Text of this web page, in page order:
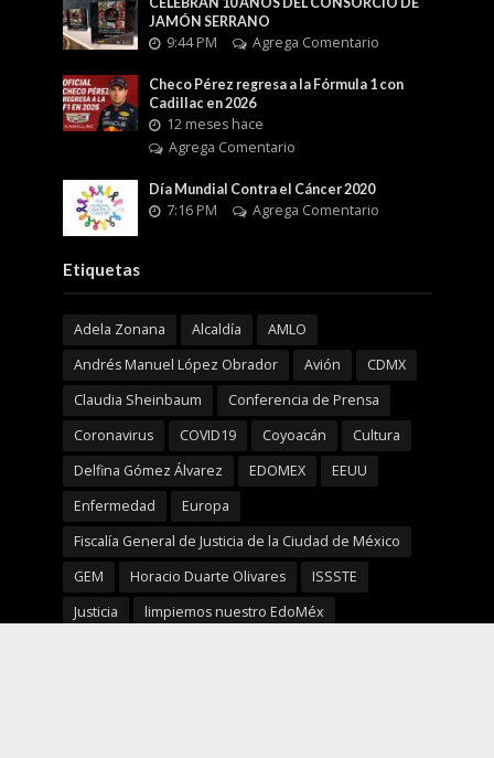
JAMÓN SERRANO
9:44 PM Agrega Comentario
Checo Pérez regresa a la Fórmula 1 con
Cadillac en 2026
12 meses hace
Agrega Comentario
Día Mundial Contra el Cáncer 2020
7:16 PM Agrega Comentario
Etiquetas
Adela Zonana Alcaldía
AMLO
Andrés Manuel López Obrador
Avión
CDMX
Claudia Sheinbaum
Conferencia de Prensa
Coronavirus
COVID19 Coyoacán
Cultura
Delfina Gómez Álvarez
EDOMEX
EEUU
Enfermedad
Europa
Fiscalía General de Justicia de la Ciudad de México
GEM
Horacio Duarte Olivares
ISSSTE
Justicia
limpiemos nuestro EdoMéx